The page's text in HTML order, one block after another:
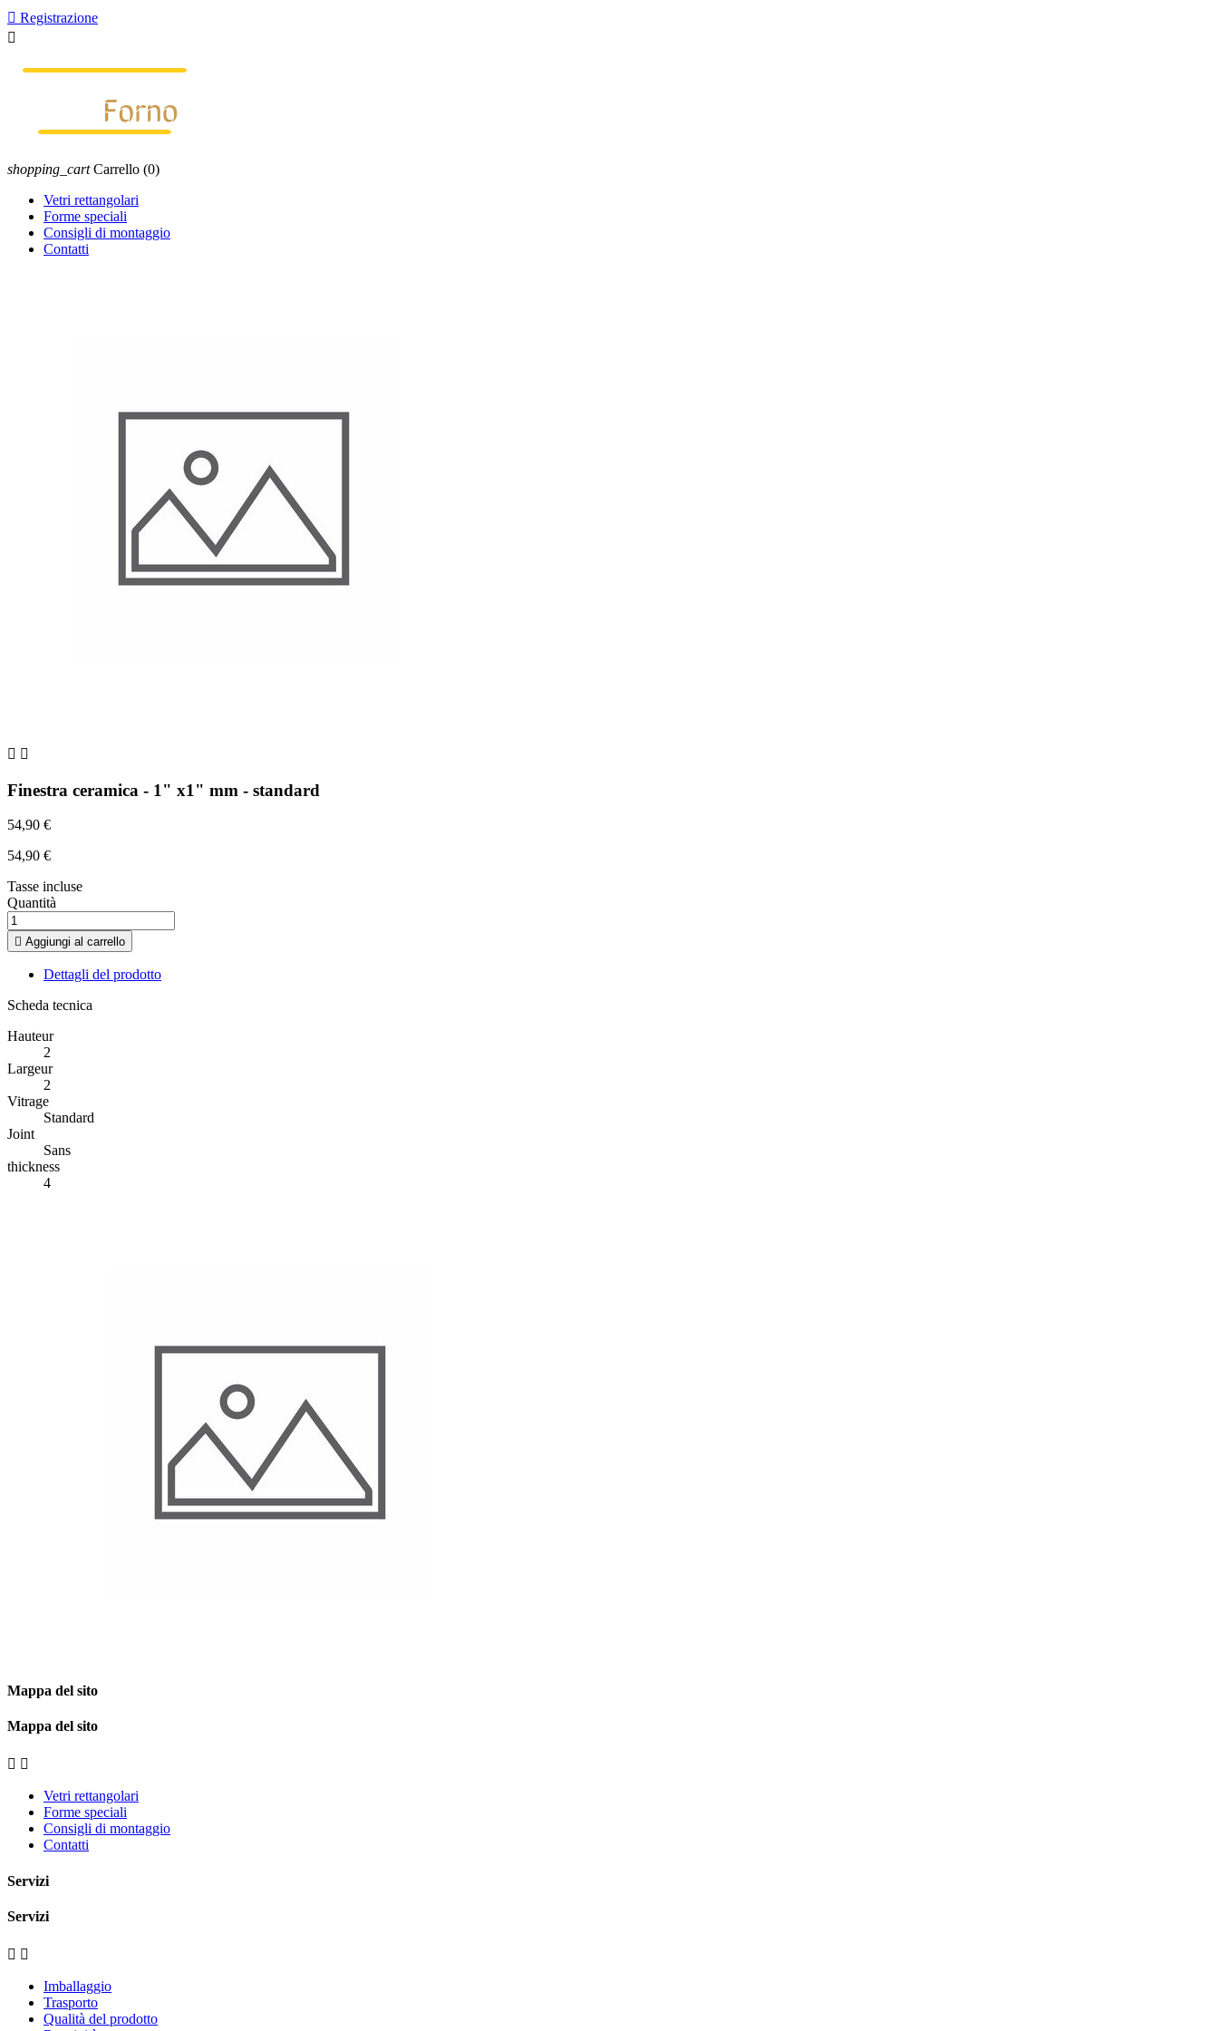
 Registrazione

shopping_cart Carrello (0)
Vetri rettangolari
Forme speciali
Consigli di montaggio
Contatti
 
Finestra ceramica - 1" x1" mm - standard
54,90 €
54,90 €
Tasse incluse
Quantità
 Aggiungi al carrello
Dettagli del prodotto
Scheda tecnica
Hauteur
2
Largeur
2
Vitrage
Standard
Joint
Sans
thickness
4
Mappa del sito
Mappa del sito
 
Vetri rettangolari
Forme speciali
Consigli di montaggio
Contatti
Servizi
Servizi
 
Imballaggio
Trasporto
Qualità del prodotto